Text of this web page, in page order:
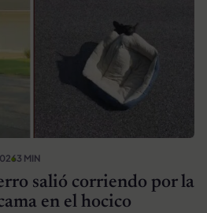
3 MIN
salió corriendo por la
en el hocico